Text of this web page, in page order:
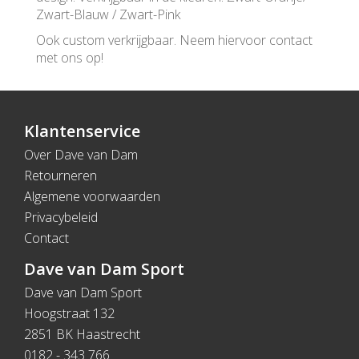
Zwart-Blauw / Zwart-Pink
Ook custom verkrijgbaar. Neem hiervoor contact
met ons op!
Klantenservice
Over Dave van Dam
Retourneren
Algemene voorwaarden
Privacybeleid
Contact
Dave van Dam Sport
Dave van Dam Sport
Hoogstraat 132
2851 BK Haastrecht
0182 - 343 766